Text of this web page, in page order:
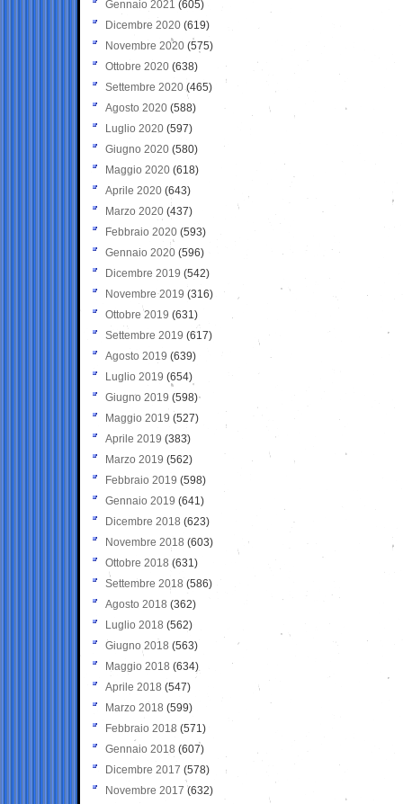
Gennaio 2021 (605)
Dicembre 2020 (619)
Novembre 2020 (575)
Ottobre 2020 (638)
Settembre 2020(465)
Agosto 2020 (588)
Luglio 2020 (597)
Giugno 2020 (580)
Maggio 2020 (618)
Aprile 2020 (643)
Marzo 2020 (437)
Febbraio 2020 (593)
Gennaio 2020 (596)
Dicembre 2019 (542)
Novembre 2019 (316)
Ottobre 2019 (631)
Settembre 2019 (617)
Agosto 2019 (639)
Luglio 2019 (654)
Giugno 2019 (598)
Maggio 2019 (527)
Aprile 2019 (383)
Marzo 2019 (562)
Febbraio 2019 (598)
Gennaio 2019 (641)
Dicembre 2018 (623)
Novembre 2018 (603)
Ottobre 2018 (631)
Settembre 2018 (586)
Agosto 2018 (362)
Luglio 2018 (562)
Giugno 2018 (563)
Maggio 2018 (634)
Aprile 2018 (547)
Marzo 2018 (599)
Febbraio 2018 (571)
Gennaio 2018 (607)
Dicembre 2017 (578)
Novembre 2017 (632)